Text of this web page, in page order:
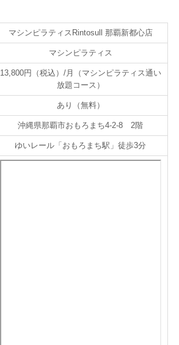
マシンピラティスRintosull 那覇新都心店
マシンピラティス
13,800円（税込）/月（マシンピラティス通い
放題コース）
あり（無料）
沖縄県那覇市おもろまち4-2-8 2階
ゆいレール「おもろまち駅」徒歩3分